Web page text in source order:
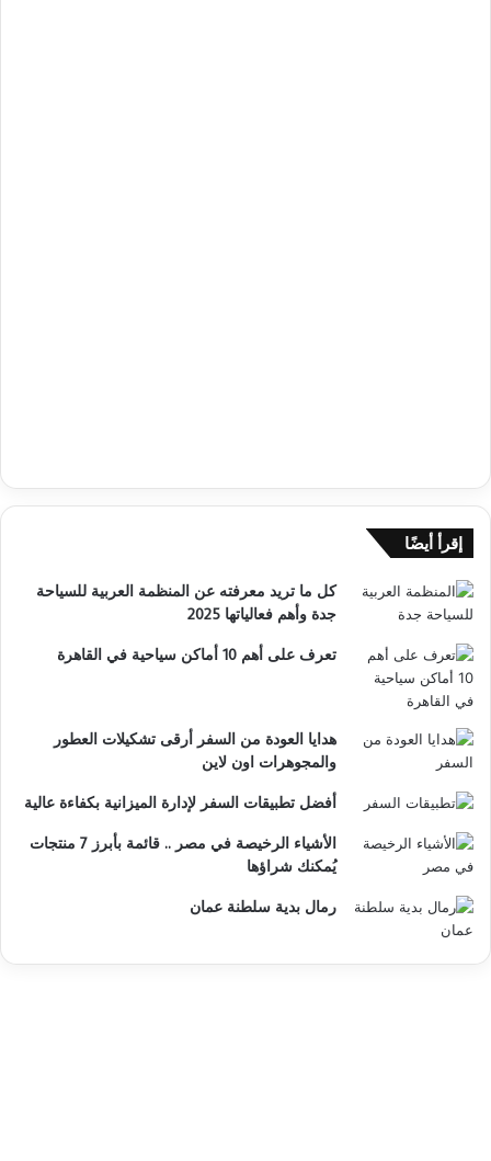
إقرأ أيضًا
كل ما تريد معرفته عن المنظمة العربية للسياحة
جدة وأهم فعالياتها 2025
تعرف على أهم 10 أماكن سياحية في القاهرة
هدايا العودة من السفر أرقى تشكيلات العطور
والمجوهرات اون لاين
أفضل تطبيقات السفر لإدارة الميزانية بكفاءة عالية
الأشياء الرخيصة في مصر .. قائمة بأبرز 7 منتجات
يُمكنك شراؤها
رمال بدية سلطنة عمان